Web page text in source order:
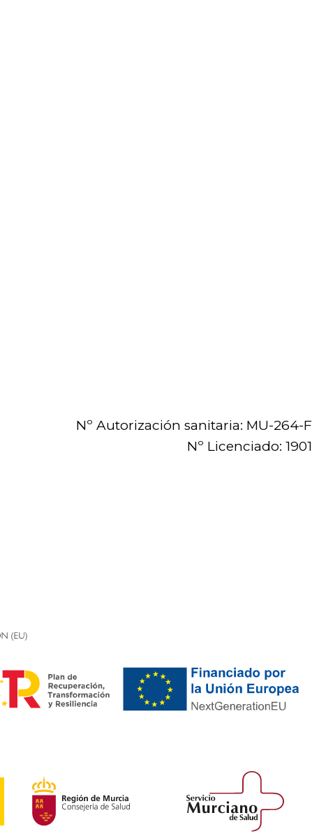
Nº Autorización sanitaria: MU-264-F
Nº Licenciado: 1901